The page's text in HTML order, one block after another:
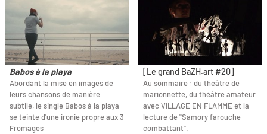
Babos à la playa
Abordant la mise en images de
leurs chansons de manière
subtile, le single Babos à la playa
se teinte d'une ironie propre aux 3
Fromages
[Le grand BaZH.art #20]
Au sommaire : du théâtre de
marionnette, du théâtre amateur
avec VILLAGE EN FLAMME et la
lecture de "Samory farouche
combattant".